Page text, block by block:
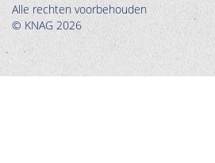
Alle rechten voorbehouden
© KNAG 2026